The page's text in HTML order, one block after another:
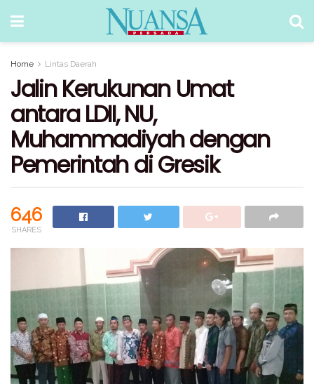
Home Lintas Daerah
Jalin Kerukunan Umat
antara LDII, NU,
Muhammadiyah dengan
Pemerintah di Gresik
646
SHARES